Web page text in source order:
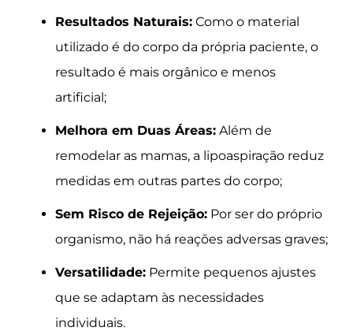
Resultados Naturais: Como o material
utilizado é do corpo da própria paciente, o
resultado é mais orgânico e menos
artificial;
Melhora em Duas Áreas: Além de
remodelar as mamas, a lipoaspiração reduz
medidas em outras partes do corpo;
Sem Risco de Rejeição: Por ser do próprio
organismo, não há reações adversas graves;
Versatilidade: Permite pequenos ajustes
que se adaptam às necessidades
individuais.